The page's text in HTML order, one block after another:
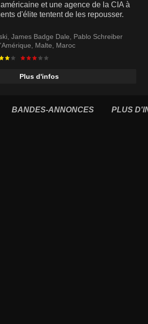
et une agence de la CIA à
d'élite tentent de les repousser.
, James Badge Dale, Pablo Schreiber
, Malte, Maroc
Plus d'infos
BANDES-ANNONCES PLUS